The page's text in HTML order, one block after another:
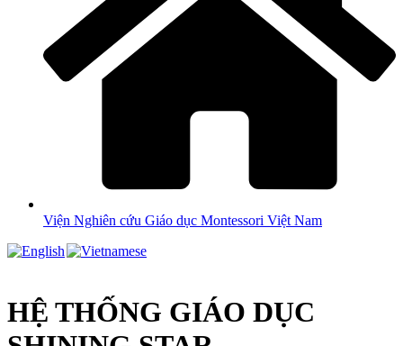
Viện Nghiên cứu Giáo dục Montessori Việt Nam
HỆ THỐNG GIÁO DỤC